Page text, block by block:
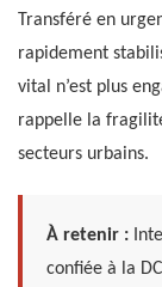
Transféré en
rapidement
vital n’est plus
rappelle la
secteurs urbains.
À retenir :
confiée à la